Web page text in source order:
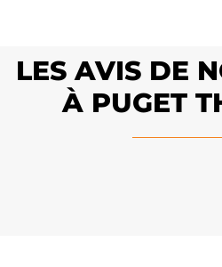
LES AVIS DE
À PUGET